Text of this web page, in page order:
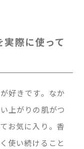
際に使って
好きです。なか
上がりの肌がつ
お気に入り。香
使い続けること